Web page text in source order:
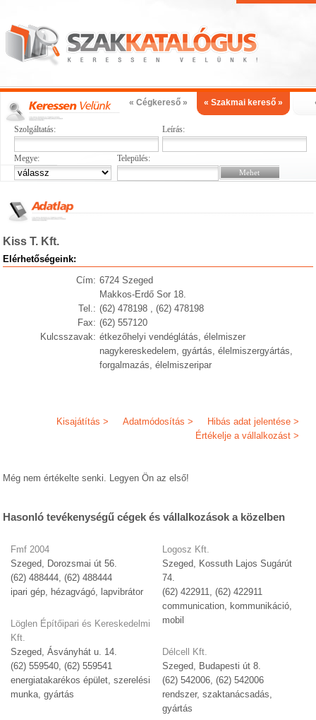
« Cégkereső » « Szakmai kereső »
Szolgáltatás: Leírás:
Megye: Település:
Kiss T. Kft.
Elérhetőségeink:
Cím: 6724 Szeged
Makkos-Erdő Sor 18.
Tel.: (62) 478198 , (62) 478198
Fax: (62) 557120
Kulcsszavak: étkezőhelyi vendéglátás, élelmiszer
nagykereskedelem, gyártás, élelmiszergyártás,
forgalmazás, élelmiszeripar
Hibás adat jelentése >
Adatmódosítás >
Kisajátítás >
Értékelje a vállalkozást >
Még nem értékelte senki. Legyen Ön az első!
Hasonló tevékenységű cégek és vállalkozások a közelben
Fmf 2004
Szeged, Dorozsmai út 56.
(62) 488444, (62) 488444
ipari gép, hézagvágó, lapvibrátor
Löglen Építőipari és Kereskedelmi
Kft.
Szeged, Ásványhát u. 14.
(62) 559540, (62) 559541
energiatakarékos épület, szerelési
munka, gyártás
Logosz Kft.
Szeged, Kossuth Lajos Sugárút
74.
(62) 422911, (62) 422911
communication, kommunikáció,
mobil
Délcell Kft.
Szeged, Budapesti út 8.
(62) 542006, (62) 542006
rendszer, szaktanácsadás,
gyártás